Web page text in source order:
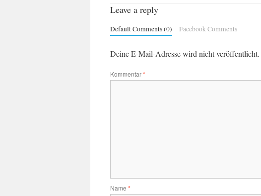
Leave a reply
Default Comments (0) Facebook Comments
Deine E-Mail-Adresse wird nicht veröffentlicht.
Kommentar*
Name *